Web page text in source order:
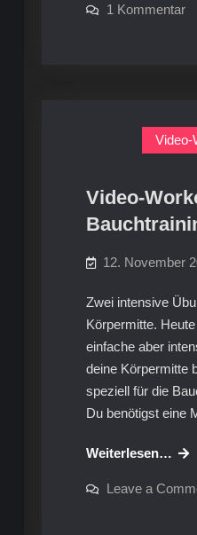
der
1 Kommentarzu
Video-
Video-
12. November
Zwei intensive
Körpermitte.
einfache aber
deine Körpermitte
speziell für die
Du benötigst eine
Weiterlesen…
Leave a